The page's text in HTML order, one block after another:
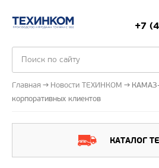
+7
Главная Новости ТЕХИНКОМ
корпоративных клиентов
КАТАЛОГ